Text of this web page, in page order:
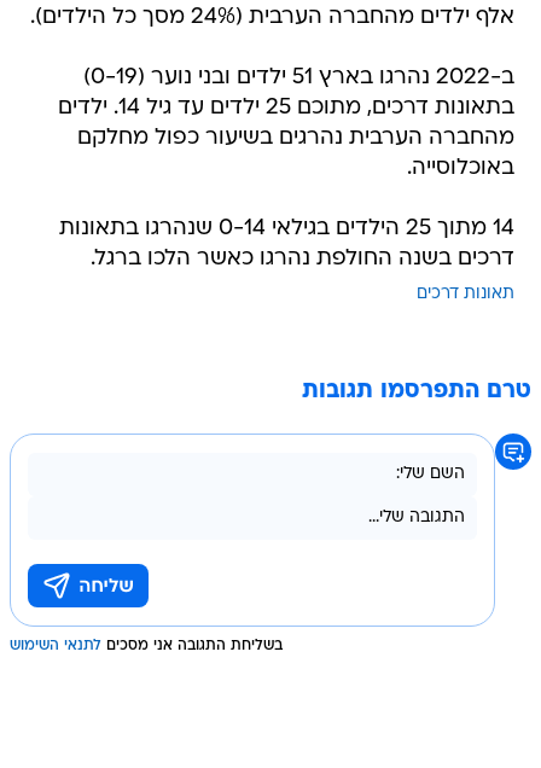
אלף ילדים מהחברה הערבית (24% מסך כל הילדים).
ב-2022 נהרגו בארץ 51 ילדים ובני נוער (0-19)
בתאונות דרכים, מתוכם 25 ילדים עד גיל 14. ילדים
מהחברה הערבית נהרגים בשיעור כפול מחלקם
באוכלוסייה.
14 מתוך 25 הילדים בגילאי 0-14 שנהרגו בתאונות
דרכים בשנה החולפת נהרגו כאשר הלכו ברגל.
תאונות דרכים
טרם התפרסמו תגובות
בשליחת התגובה אני מסכים לתנאי השימוש